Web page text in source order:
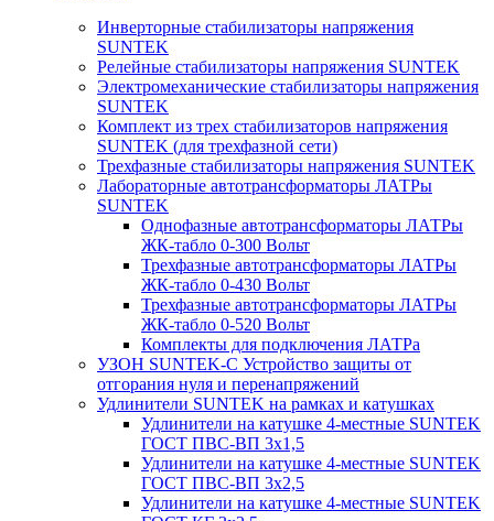
Инверторные стабилизаторы напряжения
SUNTEK
Релейные стабилизаторы напряжения SUNTEK
Электромеханические стабилизаторы напряжения
SUNTEK
Комплект из трех стабилизаторов напряжения
SUNTEK (для трехфазной сети)
Трехфазные стабилизаторы напряжения SUNTEK
Лабораторные автотрансформаторы ЛАТРы
SUNTEK
Однофазные автотрансформаторы ЛАТРы
ЖК-табло 0-300 Вольт
Трехфазные автотрансформаторы ЛАТРы
ЖК-табло 0-430 Вольт
Трехфазные автотрансформаторы ЛАТРы
ЖК-табло 0-520 Вольт
Комплекты для подключения ЛАТРа
УЗОН SUNTEK-C Устройство защиты от
отгорания нуля и перенапряжений
Удлинители SUNTEK на рамках и катушках
Удлинители на катушке 4-местные SUNTEK
ГОСТ ПВС-ВП 3х1,5
Удлинители на катушке 4-местные SUNTEK
ГОСТ ПВС-ВП 3х2,5
Удлинители на катушке 4-местные SUNTEK